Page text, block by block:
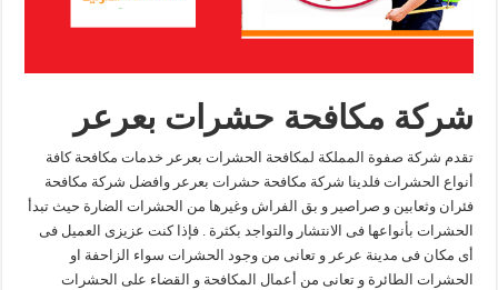
شركة مكافحة حشرات بعرعر
تقدم شركة صفوة المملكة لمكافحة الحشرات بعرعر خدمات مكافحة كافة
أنواع الحشرات فلدينا شركة مكافحة حشرات بعرعر وافضل شركة مكافحة
فئران وثعابين و صراصير و بق الفراش وغيرها من الحشرات الضارة حيث تبدأ
الحشرات بأنواعها فى الانتشار والتواجد بكثرة . فإذا كنت عزيزى العميل فى
أى مكان فى مدينة عرعر و تعانى من وجود الحشرات سواء الزاحفة او
الحشرات الطائرة و تعانى من أعمال المكافحة و القضاء على الحشرات